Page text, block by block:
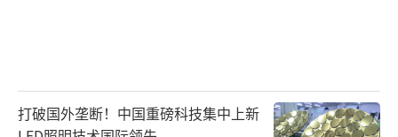
打破国外垄断！中国重磅科技集中上新